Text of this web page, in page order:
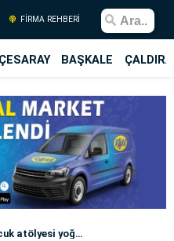
FİRMA REHBERİ
BAŞKALE
yoğun ilgi gördü